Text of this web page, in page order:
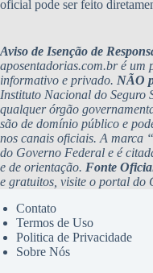
oficial pode ser feito
Aviso de Isenção de
aposentadorias.com.br é um
informativo e privado. NÃO
Instituto Nacional do Seguro
qualquer órgão
são de domínio público e
nos canais oficiais. A marca
do Governo Federal e é
e de orientação. Fonte
e gratuitos, visite o portal do
Contato
Termos de Uso
Politica de Privacidade
Sobre Nós